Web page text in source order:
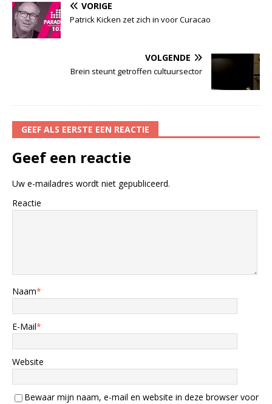
VORIGE
Patrick Kicken zet zich in voor Curacao
VOLGENDE
Brein steunt getroffen cultuursector
GEEF ALS EERSTE EEN REACTIE
Geef een reactie
Uw e-mailadres wordt niet gepubliceerd.
Reactie
Naam*
E-Mail*
Website
Bewaar mijn naam, e-mail en website in deze browser voor